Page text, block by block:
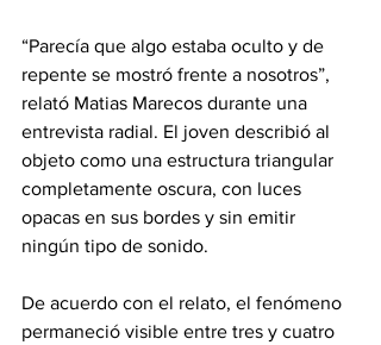
“Parecía que algo estaba oculto y de
repente se mostró frente a nosotros”,
relató Matias Marecos durante una
entrevista radial. El joven describió al
objeto como una estructura triangular
completamente oscura, con luces
opacas en sus bordes y sin emitir
ningún tipo de sonido.
De acuerdo con el relato, el fenómeno
permaneció visible entre tres y cuatro